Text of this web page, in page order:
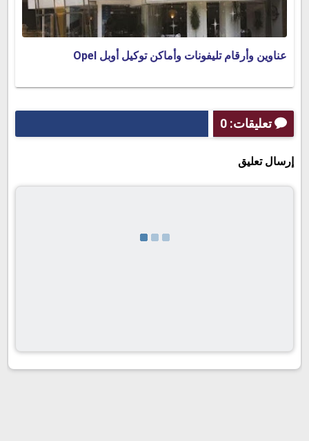
عناوين وأرقام تليفونات وأماكن توكيل أوبل Opel
تعليقات: 0
إرسال تعليق